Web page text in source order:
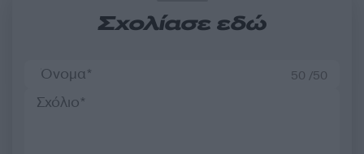
Σχολίασε εδώ
50 /50